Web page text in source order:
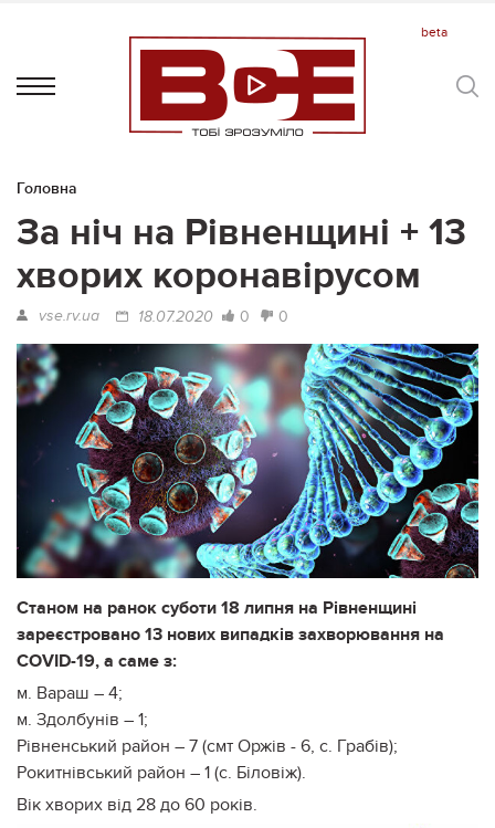
Головна
За ніч на Рівненщині + 13
хворих коронавірусом
vse.rv.ua 18.07.2020 0 0
Станом на ранок суботи 18 липня на Рівненщині
зареєстровано 13 нових випадків захворювання на
COVID-19, а саме з:
м. Вараш – 4;
м. Здолбунів – 1;
Рівненський район – 7 (смт Оржів - 6, с. Грабів);
Рокитнівський район – 1 (с. Біловіж).
Вік хворих від 28 до 60 років.